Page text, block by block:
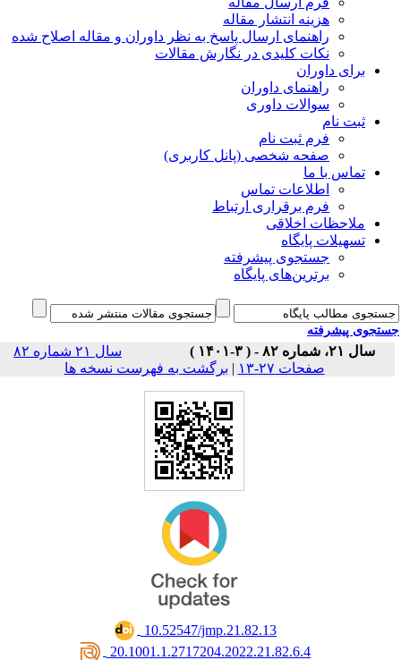
هزینه انتشار مقاله
راهنمای ارسال پاسخ به نظر داوران و مقاله اصلاح شده
نکات کلیدی در نگارش مقالات
برای داوران
راهنمای داوران
سوالات داوری
ثبت نام
فرم ثبت نام
صفحه شخصی (پانل کاربری)
تماس با ما
اطلاعات تماس
فرم برقراری ارتباط
ملاحظات اخلاقی
تسهیلات پایگاه
جستجوی پیشرفته
برترین‌های پایگاه
پیشرفته
سال ۲۱، شماره ۸۲ - ( ۳-۱۴۰۱ )
سال ۲۱ شماره ۸۲
صفحات ۲۷-۱۳
|برگشت به فهرست نسخه ها
‎ 10.52547/jmp.21.82.13
‎ 20.1001.1.2717204.2022.21.82.6.4